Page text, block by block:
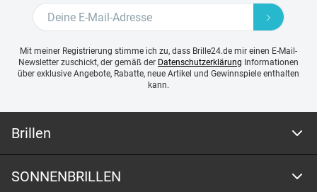
Mit meiner Registrierung stimme ich zu, dass Brille24.de mir einen E-Mail-
Newsletter zuschickt, der gemäß der Datenschutzerklärung Informationen
über exklusive Angebote, Rabatte, neue Artikel und Gewinnspiele enthalten
kann.
Brillen
SONNENBRILLEN